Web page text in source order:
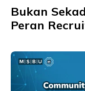
Bukan
Peran